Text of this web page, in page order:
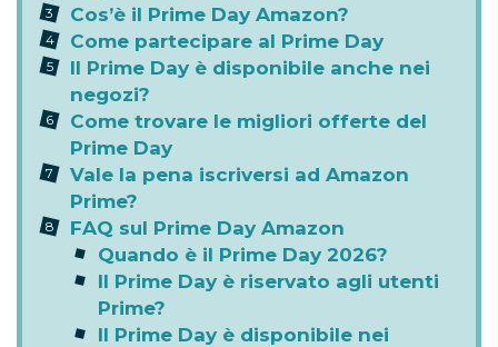
Cos’è il Prime Day Amazon?
Come partecipare al Prime Day
Il Prime Day è disponibile anche nei
negozi?
Come trovare le migliori offerte del
Prime Day
Vale la pena iscriversi ad Amazon
Prime?
FAQ sul Prime Day Amazon
Quando è il Prime Day 2026?
Il Prime Day è riservato agli utenti
Prime?
Il Prime Day è disponibile nei